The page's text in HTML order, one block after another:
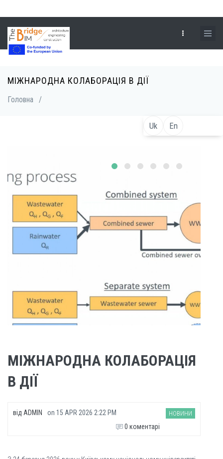
до
основного
вмісту
Uk En
МІЖНАРОДНА КОЛАБОРАЦІЯ В ДІЇ
навіґації
Головна /
МІЖНАРОДНА КОЛАБОРАЦІЯ
В ДІЇ
від ADMIN on 15 APR 2026 2:22 PM НОВИНИ
0 коментарі